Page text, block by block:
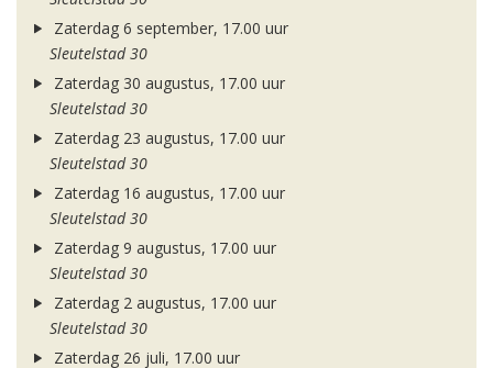
Zaterdag 6 september, 17.00 uur
Sleutelstad 30
Zaterdag 30 augustus, 17.00 uur
Sleutelstad 30
Zaterdag 23 augustus, 17.00 uur
Sleutelstad 30
Zaterdag 16 augustus, 17.00 uur
Sleutelstad 30
Zaterdag 9 augustus, 17.00 uur
Sleutelstad 30
Zaterdag 2 augustus, 17.00 uur
Sleutelstad 30
Zaterdag 26 juli, 17.00 uur